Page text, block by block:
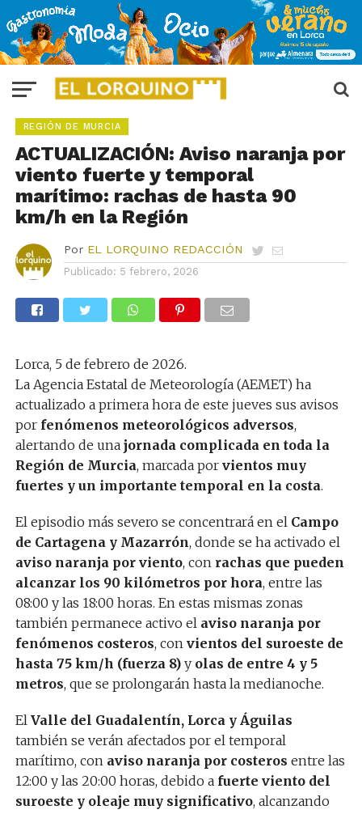
REGIÓN DE MURCIA
ACTUALIZACIÓN: Aviso naranja por
viento fuerte y temporal
marítimo: rachas de hasta 90
km/h en la Región
Por EL LORQUINO REDACCIÓN
Publicado: 5 febrero, 2026
Lorca, 5 de febrero de 2026.
La Agencia Estatal de Meteorología (AEMET) ha
actualizado a primera hora de este jueves sus avisos
por fenómenos meteorológicos adversos,
alertando de una jornada complicada en toda la
Región de Murcia, marcada por vientos muy
fuertes y un importante temporal en la costa.
El episodio más severo se concentrará en el Campo
de Cartagena y Mazarrón, donde se ha activado el
aviso naranja por viento, con rachas que pueden
alcanzar los 90 kilómetros por hora, entre las
08:00 y las 18:00 horas. En estas mismas zonas
también permanece activo el aviso naranja por
fenómenos costeros, con vientos del suroeste de
hasta 75 km/h (fuerza 8)y olas de entre 4 y 5
metros, que se prolongarán hasta la medianoche.
El Valle del Guadalentín, Lorca y Águilas
también se verán afectados por el temporal
marítimo, con aviso naranja por costeros entre las
12:00 y las 20:00 horas, debido a fuerte viento del
suroeste y oleaje muy significativo, alcanzando